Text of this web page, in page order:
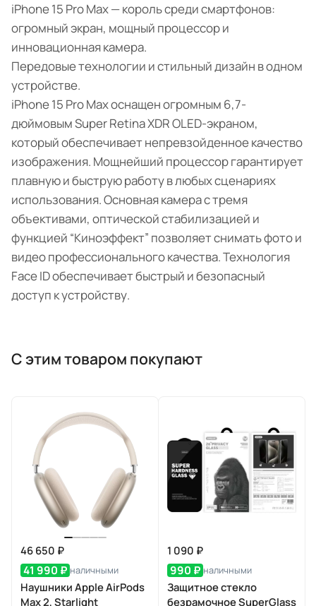
iPhone 15 Pro Max — король среди смартфонов:
огромный экран, мощный процессор и
инновационная камера.
Передовые технологии и стильный дизайн в одном
устройстве.
iPhone 15 Pro Max оснащен огромным 6,7-
дюймовым Super Retina XDR OLED-экраном,
который обеспечивает непревзойденное качество
изображения. Мощнейший процессор гарантирует
плавную и быструю работу в любых сценариях
использования. Основная камера с тремя
объективами, оптической стабилизацией и
функцией “Киноэффект” позволяет снимать фото и
видео профессионального качества. Технология
Face ID обеспечивает быстрый и безопасный
доступ к устройству.
С этим товаром покупают
46 650 ₽
41 990 ₽ наличными
Наушники Apple AirPods
Max 2, Starlight
1 090 ₽
990 ₽ наличными
Защитное стекло
безрамочное SuperGlass